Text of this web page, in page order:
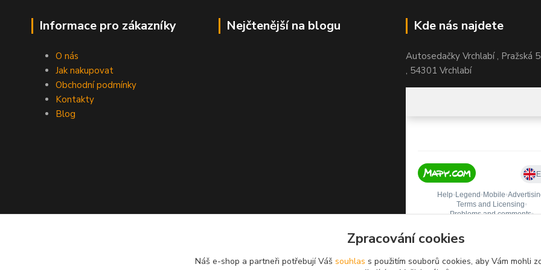
Informace pro zákazníky
O nás
Jak nakupovat
Obchodní podmínky
Kontakty
Blog
Nejčtenější na blogu Kde nás najdete
Autosedačky Vrchlabí , Pražská
, 54301 Vrchlabí
Zpracování cookies
Náš e-shop a partneři potřebují Váš souhlas s použitím souborů cookies, aby Vám mohli